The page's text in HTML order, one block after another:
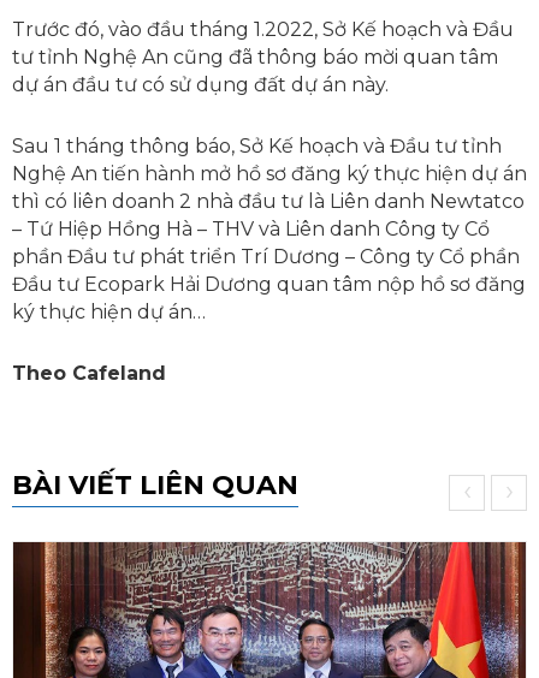
Trước đó, vào đầu tháng 1.2022, Sở Kế hoạch và Đầu
tư tỉnh Nghệ An cũng đã thông báo mời quan tâm
dự án đầu tư có sử dụng đất dự án này.
Sau 1 tháng thông báo, Sở Kế hoạch và Đầu tư tỉnh
Nghệ An tiến hành mở hồ sơ đăng ký thực hiện dự án
thì có liên doanh 2 nhà đầu tư là Liên danh Newtatco
– Tứ Hiệp Hồng Hà – THV và Liên danh Công ty Cổ
phần Đầu tư phát triển Trí Dương – Công ty Cổ phần
Đầu tư Ecopark Hải Dương quan tâm nộp hồ sơ đăng
ký thực hiện dự án…
Theo Cafeland
BÀI VIẾT LIÊN QUAN ‹ ›